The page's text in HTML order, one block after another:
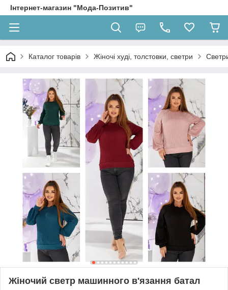
Інтернет-магазин "Мода-Позитив"
Каталог товарів Жіночі худі, толстовки, светри
Жіночий светр машинного в'язання батал